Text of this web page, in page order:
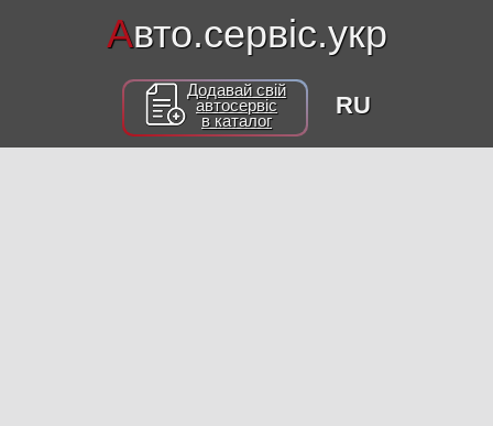
Авто.сервіс.укр
Додавай свій
автосервіс
в каталог
RU